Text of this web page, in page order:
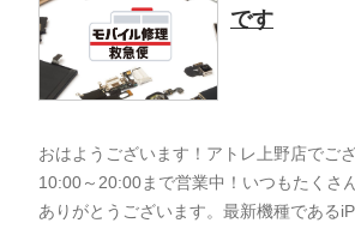
です
おはようございます！アトレ上野店でご
10:00～20:00まで営業中！いつもたくさ
ありがとうございます。最新機種である